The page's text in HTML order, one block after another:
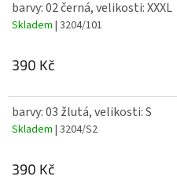
barvy: 02 černá, velikosti: XXXL
Skladem | 3204/101
390 Kč
barvy: 03 žlutá, velikosti: S
Skladem | 3204/S2
390 Kč